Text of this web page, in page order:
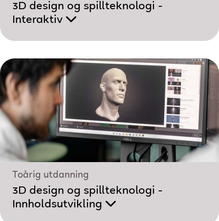
3D design og spillteknologi -
Interaktiv
Toårig utdanning
3D design og spillteknologi -
Innholdsutvikling